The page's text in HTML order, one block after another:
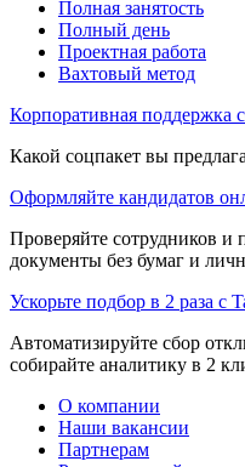
Полная занятость
Полный день
Проектная работа
Вахтовый метод
Корпоративная поддержка
Какой соцпакет вы
Оформляйте кандидатов
Проверяйте сотрудников и
документы без бумаг и
Ускорьте подбор в 2 раза с
Автоматизируйте сбор
собирайте аналитику в 2
О компании
Наши вакансии
Партнерам